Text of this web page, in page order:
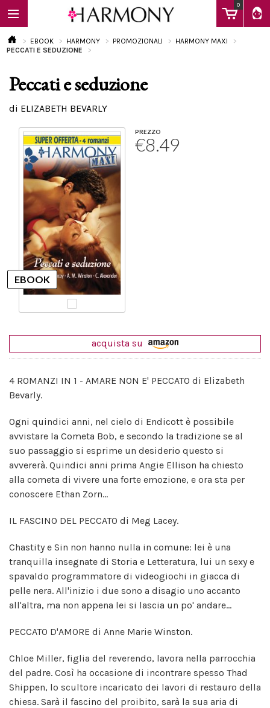
0
EBOOK
Calendario
EBOOK HARMONY PROMOZIONALI
HARMONY MAXI
PECCATI E SEDUZIONE
Peccati e seduzione
di ELIZABETH BEVARLY
PREZZO
€8.49
acquista su
4 ROMANZI IN 1 - AMARE NON E' PECCATO di Elizabeth
Bevarly.
Ogni quindici anni, nel cielo di Endicott è possibile
avvistare la Cometa Bob, e secondo la tradizione se al
suo passaggio si esprime un desiderio questo si
avvererà. Quindici anni prima Angie Ellison ha chiesto
alla cometa di vivere una forte emozione, e ora sta per
conoscere Ethan Zorn...
IL FASCINO DEL PECCATO di Meg Lacey.
Chastity e Sin non hanno nulla in comune: lei è una
tranquilla insegnate di Storia e Letteratura, lui un sexy e
spavaldo programmatore di videogiochi in giacca di
pelle nera. All'inizio i due sono a disagio uno accanto
all'altra, ma non appena lei si lascia un po' andare...
PECCATO D'AMORE di Anne Marie Winston.
Chloe Miller, figlia del reverendo, lavora nella parrocchia
del padre. Così ha occasione di incontrare spesso Thad
Shippen, lo scultore incaricato dei lavori di restauro della
chiesa. Sarà il fascino del proibito, sarà la sua aria di